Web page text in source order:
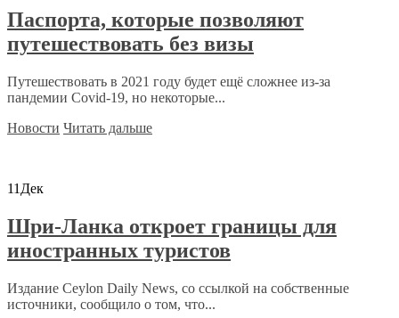
Паспорта, которые позволяют
путешествовать без визы
Путешествовать в 2021 году будет ещё сложнее из-за
пандемии Covid-19, но некоторые...
Новости Читать дальше
11 Дек
Шри-Ланка откроет границы для
иностранных туристов
Издание Ceylon Daily News, со ссылкой на собственные
источники, сообщило о том, что...